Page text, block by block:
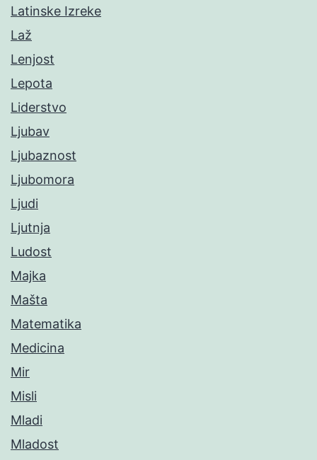
Latinske Izreke
Laž
Lenjost
Lepota
Liderstvo
Ljubav
Ljubaznost
Ljubomora
Ljudi
Ljutnja
Ludost
Majka
Mašta
Matematika
Medicina
Mir
Misli
Mladi
Mladost